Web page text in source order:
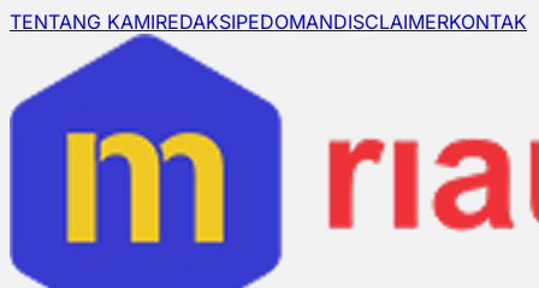
TENTANG KAMIREDAKSIPEDOMANDISCLAIMERKONTAK